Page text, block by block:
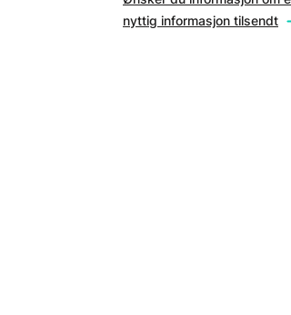
nyttig informasjon tilsendt